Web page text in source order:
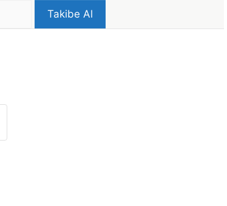
Takibe Al